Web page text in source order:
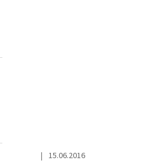
The store rating is 5 out of 5 stars.
| 15.06.2016